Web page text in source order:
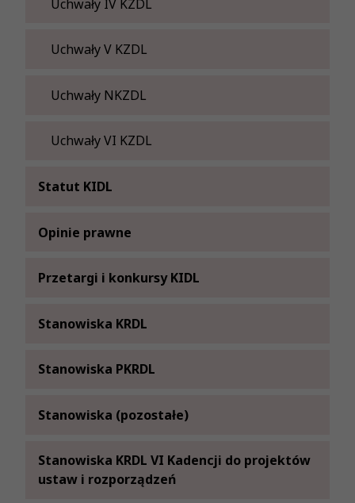
Uchwały KRDL - VI Kadencja
Uchwały PKRDL - V Kadencja
Uchwały PKRDL - VI Kadencja
Uchwały IV KZDL
Uchwały V KZDL
Uchwały NKZDL
Uchwały VI KZDL
Statut KIDL
Opinie prawne
Przetargi i konkursy KIDL
Stanowiska KRDL
Stanowiska PKRDL
Stanowiska (pozostałe)
Stanowiska KRDL VI Kadencji do projektów
ustaw i rozporządzeń